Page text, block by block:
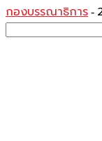
กองบรรณาธิการ -